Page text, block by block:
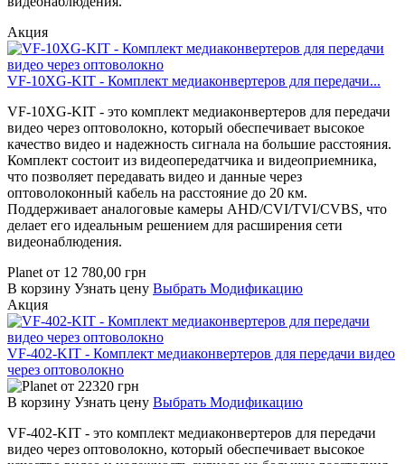
Акция
VF-10XG-KIT - Комплект медиаконвертеров для передачи...
VF-10XG-KIT - это комплект медиаконвертеров для передачи
видео через оптоволокно, который обеспечивает высокое
качество видео и надежность сигнала на большие расстояния.
Комплект состоит из видеопередатчика и видеоприемника,
что позволяет передавать видео и данные через
оптоволоконный кабель на расстояние до 20 км.
Поддерживает аналоговые камеры AHD/CVI/TVI/CVBS, что
делает его идеальным решением для расширения сети
видеонаблюдения.
Planet от 12 780,00 грн
В корзину Узнать цену Выбрать Модификацию
Акция
VF-402-KIT - Комплект медиаконвертеров для передачи видео
через оптоволокно
от 22320 грн
В корзину Узнать цену Выбрать Модификацию
VF-402-KIT - это комплект медиаконвертеров для передачи
видео через оптоволокно, который обеспечивает высокое